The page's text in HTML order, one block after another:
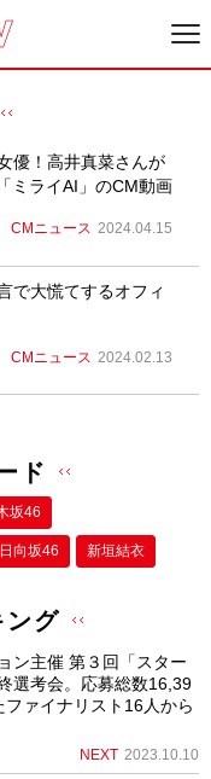
優！高井真菜さんが
ミライAI」のCM動画
CMニュース 2024.04.15
で大慌てするオフィ
CMニュース 2024.02.13
ド
坂46
日向坂46 新垣結衣
ング
ン主催 第３回「スター
選考会。応募総数16,39
ァイナリスト16人から
NEXT 2023.10.10